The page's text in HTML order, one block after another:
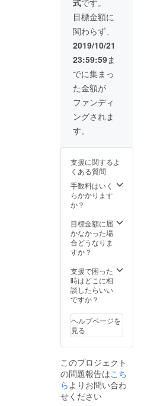
方限定のリター
ンです ※DVD、T
シャツ、デザイ
ン原画の送付は
11月になります
内容は選べませ
んのでご了承く
ださい ※支援
時、必ず備考欄
にご希望のお名
前をご記入くだ
さい
目標金額に
関わらず、
2019/10/21
23:59:59ま
でに集まっ
た金額が
ファンディ
ングされま
す。
支援に関するよ
くある質問
手数料はいく
らかかります
か？
目標金額に届
かなかった場
合どうなりま
すか？
支援で困った
時はどこに相
談したらいい
ですか？
ヘルプページを
見る
このプロジェクト
の問題報告はこち
ら よりお問い合わ
せください